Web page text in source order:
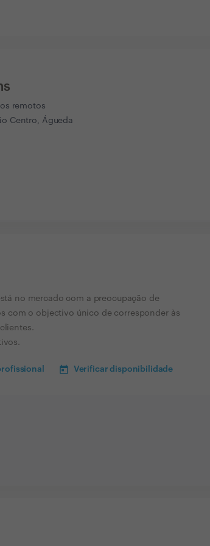
remotos
Centro, Águeda
no mercado com a preocupação de
com o objectivo único de corresponder às
Verificar disponibilidade